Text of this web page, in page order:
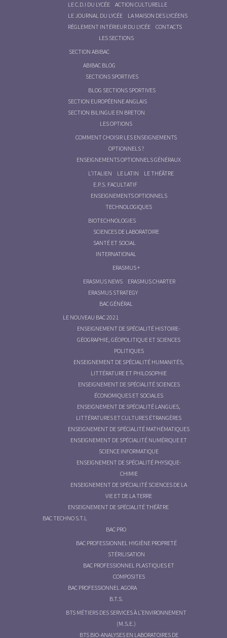
LE C.D.I DU LYCÉE
ACTION CULTURELLE
LE JOURNAL DU LYCÉE
LA MAISON DES LYCÉENS
RÈGLEMENT INTÉRIEUR DU LYCÉE
CONTACTS
LES SECTIONS
SECTION ABIBAC
ABIBAC BLOG
SECTIONS SPORTIVES
BLOG SECTIONS SPORTIVES
SECTION EUROPÉENNE ANGLAIS
SECTION BILINGUE EN BRETON
LES OPTIONS
COMMENT CHOISIR LES ENSEIGNEMENTS
OPTIONNELS ?
ENSEIGNEMENTS OPTIONNELS GÉNÉRAUX
L’ITALIEN
LE LATIN
LE THÉÂTRE
E.P.S. FACULTATIF
ENSEIGNEMENTS OPTIONNELS
TECHNOLOGIQUES
BIOTECHNOLOGIES
SCIENCES DE LABORATOIRE
SANTÉ ET SOCIAL
INTERNATIONAL
ERASMUS +
ERASMUS NEWS
ERASMUS CHARTER
ERASMUS STRATEGY
BAC GÉNÉRAL
LE NOUVEAU BAC 2021
ENSEIGNEMENT DE SPÉCIALITÉ HISTOIRE-
GÉOGRAPHIE, GÉOPOLITIQUE ET SCIENCES
POLITIQUES
ENSEIGNEMENT DE SPÉCIALITÉ HUMANITÉS,
LITTÉRATURE ET PHILOSOPHIE
ENSEIGNEMENT DE SPÉCIALITÉ SCIENCES
ÉCONOMIQUES ET SOCIALES
ENSEIGNEMENT DE SPÉCIALITÉ LANGUES,
LITTÉRATURES ET CULTURES ÉTRANGÈRES
ENSEIGNEMENT DE SPÉCIALITÉ MATHÉMATIQUES
ENSEIGNEMENT DE SPÉCIALITÉ NUMÉRIQUE ET
SCIENCE INFORMATIQUE
ENSEIGNEMENT DE SPÉCIALITÉ PHYSIQUE-
CHIMIE
ENSEIGNEMENT DE SPÉCIALITÉ SCIENCES DE LA
VIE ET DE LA TERRE
ENSEIGNEMENT DE SPÉCIALITÉ THÉÂTRE
BAC TECHNO S.T.L
BAC PRO
BAC PROFESSIONNEL HYGIÈNE PROPRETÉ
STÉRILISATION
BAC PROFESSIONNEL PLASTIQUES ET
COMPOSITES
BAC PROFESSIONNEL AGORA
B.T.S.
BTS MÉTIERS DES SERVICES À L’ENVIRONNEMENT
(M.S.E.)
BTS BIO-ANALYSES EN LABORATOIRES DE